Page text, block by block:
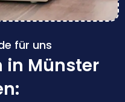
für uns
in Münster